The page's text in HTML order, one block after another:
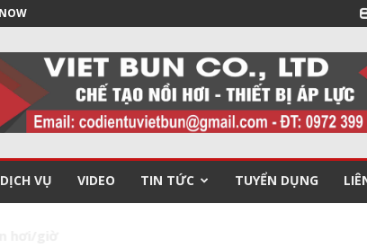
DỊCH VỤ VIDEO TIN TỨC TUYỂN DỤNG